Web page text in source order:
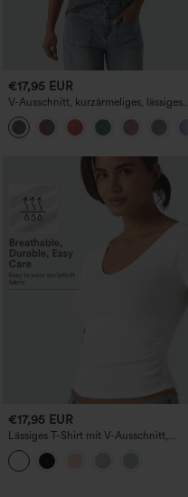
€17,95 EUR
V-Ausschnitt, kurzärmeliges, lässiges
meliertes T-Shirt
€17,95 EUR
Lässiges T-Shirt mit V-Ausschnitt,
kurzen Ärmeln und Raffung